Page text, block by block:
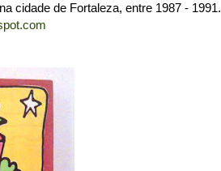
cidade de Fortaleza, entre 1987 - 1991.